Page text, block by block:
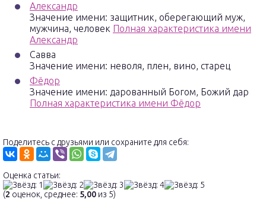
Александр
Значение имени: защитник, оберегающий муж,
мужчина, человек Полная характеристика имени
Александр
Савва
Значение имени: неволя, плен, вино, старец
Фёдор
Значение имени: дарованный Богом, Божий дар
Полная характеристика имени Фёдор
Поделитесь с друзьями или сохраните для себя:
Оценка статьи:
(2 оценок, среднее: 5,00 из 5)